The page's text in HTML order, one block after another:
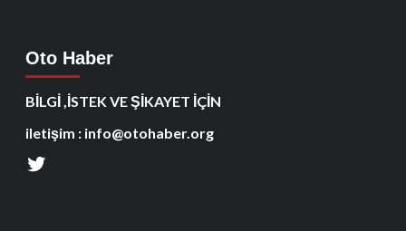
Oto Haber
BİLGİ ,İSTEK VE ŞİKAYET İÇİN
iletişim : info@otohaber.org